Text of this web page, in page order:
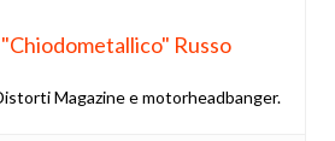
Russo
Magazine e motorheadbanger.